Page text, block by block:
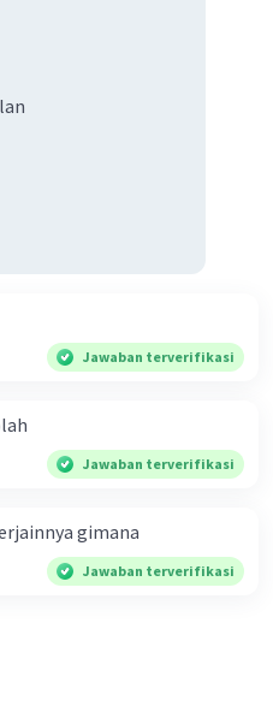
Jawaban terverifikasi
Jawaban terverifikasi
gimana
Jawaban terverifikasi